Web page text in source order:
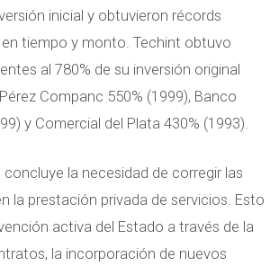
inicial y obtuvieron récords
en tiempo y monto. Techint obtuvo
al 780% de su inversión original
Companc 550% (1999), Banco
y Comercial del Plata 430% (1993).
la necesidad de corregir las
la prestación privada de servicios. Esto
activa del Estado a través de la
la incorporación de nuevos